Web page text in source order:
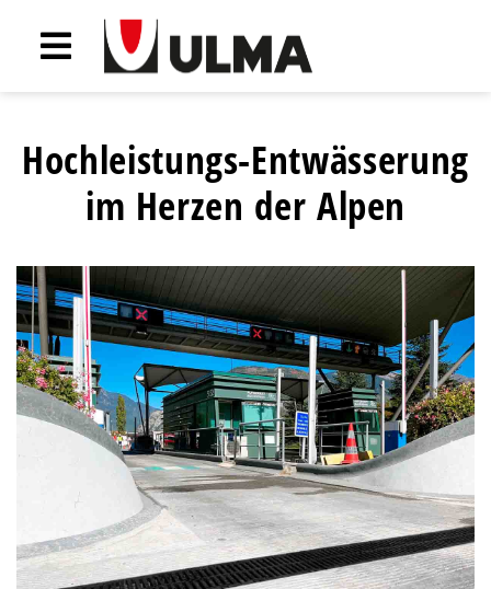
Hochleistungs-Entwässerung
im Herzen der Alpen